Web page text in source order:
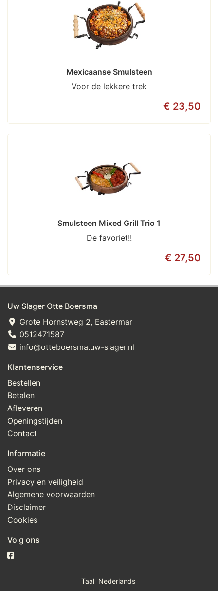
Mexicaanse Smulsteen
Voor de lekkere trek
€ 23,50
Smulsteen Mixed Grill Trio 1
De favoriet!!
€ 27,50
Uw Slager Otte Boersma
Grote Hornstweg 2, Eastermar
0512471587
info@otteboersma.uw-slager.nl
Klantenservice
Bestellen
Betalen
Afleveren
Openingstijden
Contact
Informatie
Over ons
Privacy en veiligheid
Algemene voorwaarden
Disclaimer
Cookies
Volg ons
Taal